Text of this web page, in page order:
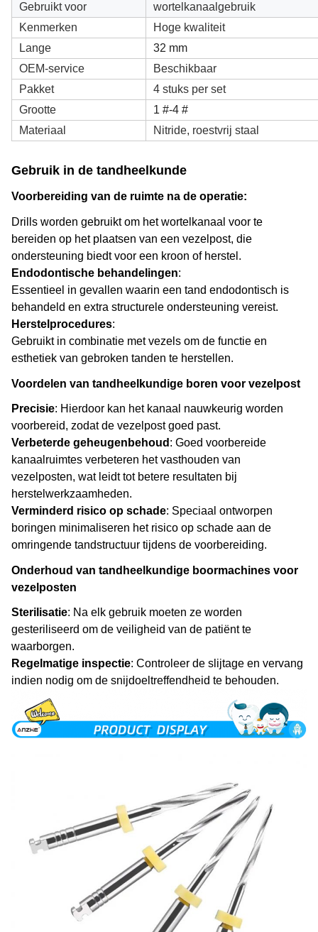
Gebruikt voor
wortelkanaalgebruik
Kenmerken
Hoge kwaliteit
Lange
32 mm
OEM-service
Beschikbaar
Pakket
4 stuks per set
Grootte
1 #-4 #
Materiaal
Nitride, roestvrij staal
Gebruik in de tandheelkunde
Voorbereiding van de ruimte na de operatie:
Drills worden gebruikt om het wortelkanaal voor te
bereiden op het plaatsen van een vezelpost, die
ondersteuning biedt voor een kroon of herstel.
Endodontische behandelingen:
Essentieel in gevallen waarin een tand endodontisch is
behandeld en extra structurele ondersteuning vereist.
Herstelprocedures:
Gebruikt in combinatie met vezels om de functie en
esthetiek van gebroken tanden te herstellen.
Voordelen van tandheelkundige boren voor vezelpost
Precisie: Hierdoor kan het kanaal nauwkeurig worden
voorbereid, zodat de vezelpost goed past.
Verbeterde geheugenbehoud : Goed voorbereide
kanaalruimtes verbeteren het vasthouden van
vezelposten, wat leidt tot betere resultaten bij
herstelwerkzaamheden.
Verminderd risico op schade: Speciaal ontworpen
boringen minimaliseren het risico op schade aan de
omringende tandstructuur tijdens de voorbereiding.
Onderhoud van tandheelkundige boormachines voor
vezelposten
Sterilisatie: Na elk gebruik moeten ze worden
gesteriliseerd om de veiligheid van de patiënt te
waarborgen.
Regelmatige inspectie: Controleer de slijtage en vervang
indien nodig om de snijdoeltreffendheid te behouden.